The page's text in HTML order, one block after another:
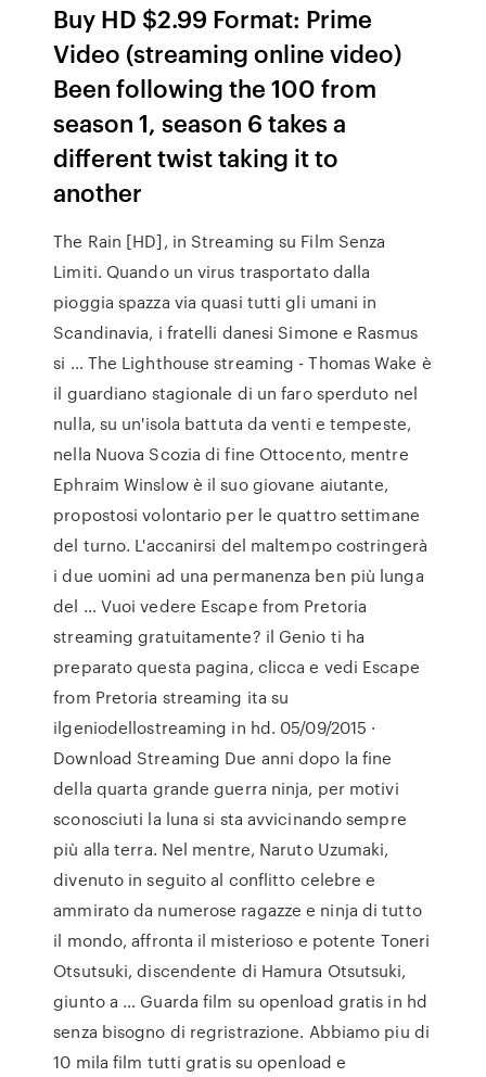
Buy HD $2.99 Format: Prime
Video (streaming online video)
Been following the 100 from
season 1, season 6 takes a
different twist taking it to
another
The Rain [HD], in Streaming su Film Senza
Limiti. Quando un virus trasportato dalla
pioggia spazza via quasi tutti gli umani in
Scandinavia, i fratelli danesi Simone e Rasmus
si … The Lighthouse streaming - Thomas Wake è
il guardiano stagionale di un faro sperduto nel
nulla, su un'isola battuta da venti e tempeste,
nella Nuova Scozia di fine Ottocento, mentre
Ephraim Winslow è il suo giovane aiutante,
propostosi volontario per le quattro settimane
del turno. L'accanirsi del maltempo costringerà
i due uomini ad una permanenza ben più lunga
del … Vuoi vedere Escape from Pretoria
streaming gratuitamente? il Genio ti ha
preparato questa pagina, clicca e vedi Escape
from Pretoria streaming ita su
ilgeniodellostreaming in hd. 05/09/2015 ·
Download Streaming Due anni dopo la fine
della quarta grande guerra ninja, per motivi
sconosciuti la luna si sta avvicinando sempre
più alla terra. Nel mentre, Naruto Uzumaki,
divenuto in seguito al conflitto celebre e
ammirato da numerose ragazze e ninja di tutto
il mondo, affronta il misterioso e potente Toneri
Otsutsuki, discendente di Hamura Otsutsuki,
giunto a … Guarda film su openload gratis in hd
senza bisogno di regristrazione. Abbiamo piu di
10 mila film tutti gratis su openload e